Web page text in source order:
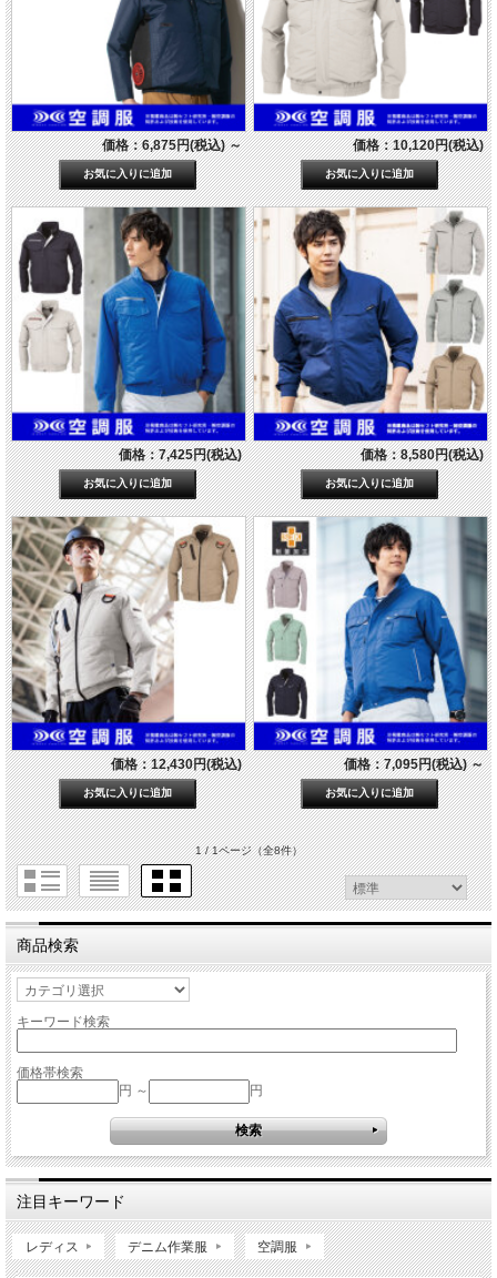
価格：6,875円(税込)～ 価格：10,120円(税込)
価格：7,425円(税込) 価格：8,580円(税込)
価格：12,430円(税込) 価格：7,095円(税込)～
1 / 1ページ（全8件）
商品検索
キーワード検索
価格帯検索
円 ～
円
注目キーワード
レディス デニム作業服 空調服